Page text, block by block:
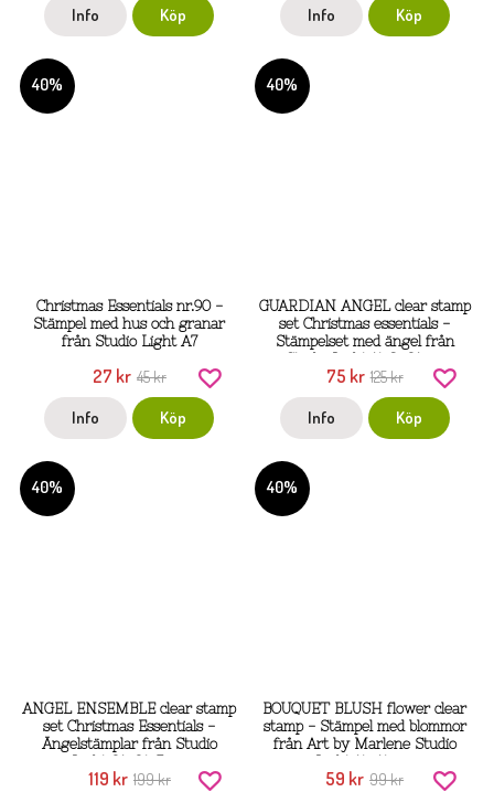
Info Köp Info Köp
40%
Christmas Essentials nr.90 -
Stämpel med hus och granar
från Studio Light A7
27 kr 45 kr
Info Köp
40%
GUARDIAN ANGEL clear stamp
set Christmas essentials -
Stämpelset med ängel från
75 kr 125 kr
Info Köp
40%
ANGEL ENSEMBLE clear stamp
set Christmas Essentials -
Ängelstämplar från Studio
119 kr 199 kr
40%
BOUQUET BLUSH flower clear
stamp - Stämpel med blommor
från Art by Marlene Studio
59 kr 99 kr